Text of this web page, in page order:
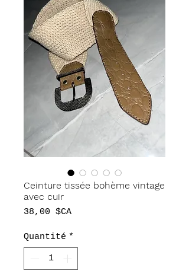
Ceinture tissée bohème vintage
avec cuir
38,00 $CAPrix
Quantité *